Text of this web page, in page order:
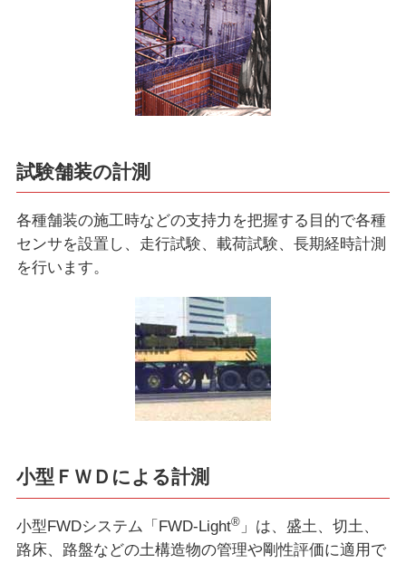
試験舗装の計測
各種舗装の施工時などの支持力を把握する目的で各種
センサを設置し、走行試験、載荷試験、長期経時計測
を行います。
小型ＦＷＤによる計測
小型FWDシステム「FWD-Light®」は、盛土、切土、
路床、路盤などの土構造物の管理や剛性評価に適用で